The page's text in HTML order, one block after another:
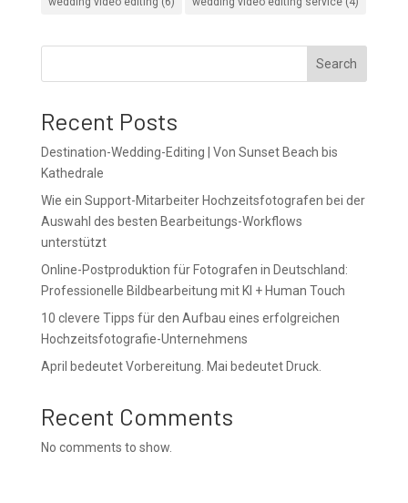
Search
Recent Posts
Destination-Wedding-Editing | Von Sunset Beach bis
Kathedrale
Wie ein Support-Mitarbeiter Hochzeitsfotografen bei der
Auswahl des besten Bearbeitungs-Workflows
unterstützt
Online-Postproduktion für Fotografen in Deutschland:
Professionelle Bildbearbeitung mit KI + Human Touch
10 clevere Tipps für den Aufbau eines erfolgreichen
Hochzeitsfotografie-Unternehmens
April bedeutet Vorbereitung. Mai bedeutet Druck.
Recent Comments
No comments to show.